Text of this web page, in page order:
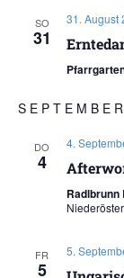
SO
31
31. August
DO
4
4.
Radlbrunn
FR
5
5.